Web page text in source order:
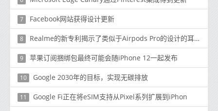
7 Facebook网站获得设计更新
8 Realme的新专利揭示了类似于Airpods Pro的设计的耳塞
9 苹果订阅捆绑包最终可能会随iPhone 12一起发布
10 Google 2030年的目标，实现无碳排放
11 Google Fi正在将eSIM支持从Pixel系列扩展到iPhon